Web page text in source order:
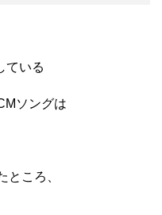
ている
ソングは
ところ、